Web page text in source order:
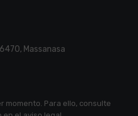
Massanasa
momento. Para ello, consulte